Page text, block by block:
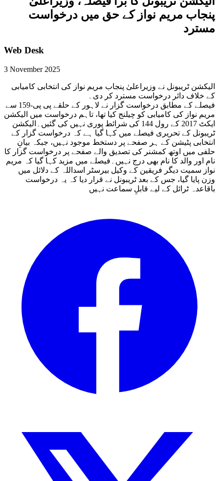
پنجاب مریم نواز کے حق میں درخواست
مسترد
Web Desk
3 November 2025
الیکشن ٹریبونل نے وزیراعلیٰ پنجاب مریم نواز کی انتخابی کامیابی
کے خلاف دائر درخواست مسترد کر دی۔
فیصلے کے مطابق درخواست گزار نے لاہور کے حلقے پی پی-159 سے
مریم نواز کی کامیابی کو چیلنج کیا تھا، تاہم درخواست میں الیکشن
ایکٹ 2017 کے رول 144 کی شرائط پوری نہیں کی گئیں۔الیکشن
ٹریبونل کے تحریری فیصلے میں کہا گیا ہے کہ درخواست گزار کے
انتخابی پٹیشن کے ہر صفحے پر دستخط موجود نہیں، جبکہ بیانِ
حلفی میں اوتھ کمشنر کی تصدیق والے صفحے پر درخواست گزار کا
نام اور والد کا نام بھی درج نہیں۔فیصلے میں مزید کہا گیا کہ مریم
نواز سمیت دیگر فریقین کے وکیل بیرسٹر اسداللہ کے دلائل میں
وزن پایا گیا، جس کے بعد ٹریبونل نے قرار دیا کہ یہ درخواست
باقاعدہ ٹرائل کے لیے قابلِ سماعت نہیں